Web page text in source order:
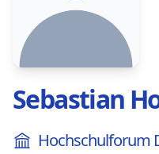
Sebastian
Hochschulforum